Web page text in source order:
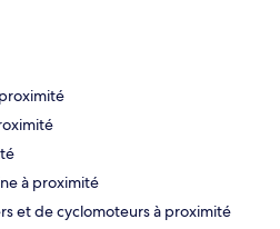
à proximité
et de cyclomoteurs à proximité